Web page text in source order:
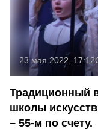
23 мая 2022, 17:12
Традиционный
школы
– 55-м по счету.